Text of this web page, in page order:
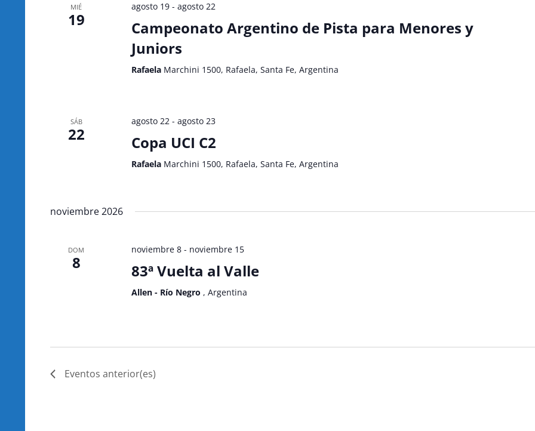
MIÉ
19
agosto 19- agosto 22
Campeonato Argentino de Pista para Menores y
Juniors
Rafaela Marchini 1500, Rafaela, Santa Fe, Argentina
SÁB
22
agosto 22- agosto 23
Copa UCI C2
Rafaela Marchini 1500, Rafaela, Santa Fe, Argentina
noviembre 2026
DOM
8
noviembre 8- noviembre 15
83ª Vuelta al Valle
Allen - Río Negro , Argentina
Eventos anterior(es)